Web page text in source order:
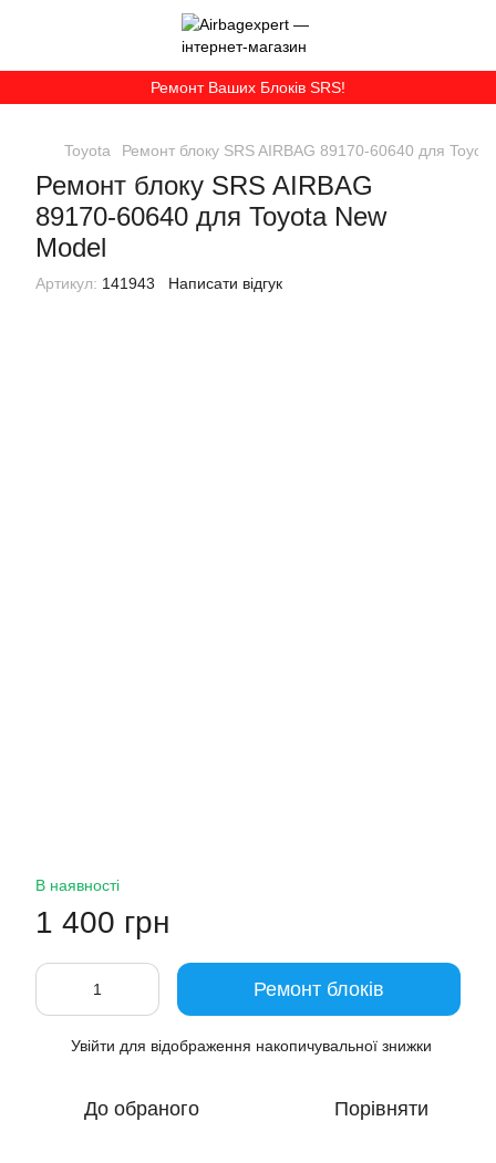
Ремонт Ваших Блоків SRS!
Toyota Ремонт блоку SRS AIRBAG 89170-60640 для
Ремонт блоку SRS AIRBAG
89170-60640 для Toyota New
Model
Артикул: 141943 Написати відгук
В наявності
1 400 грн
Ремонт блоків
Увійти для відображення накопичувальної знижки
До обраного Порівняти